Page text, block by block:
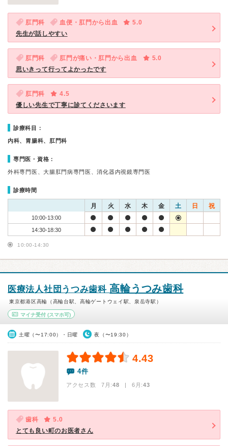
肛門科 血便・肛門から出血
5.0
先生が話しやすい
肛門科 肛門が痛い・肛門から出血
5.0
思いきって行ってよかったです
肛門科
4.5
優しい先生で丁寧に診てくださいます
診療科目：
内科、胃腸科、肛門科
専門医・資格：
外科専門医、大腸肛門病専門医、消化器内視鏡専門医
診療時間
月 火 水 木 金 土 日 祝
10:00-13:00
14:30-18:30
10:00-14:30
医療法人社団うつみ歯科 高輪うつみ歯科
東京都港区高輪（高輪台駅、高輪ゲートウェイ駅、泉岳寺駅）
マイナ受付 (スマホ可)
土曜（〜17:00）・日曜 夜（〜19:30）
4.43
4件
アクセス数 7月:48 | 6月:43
歯科
5.0
とても良い町のお医者さん